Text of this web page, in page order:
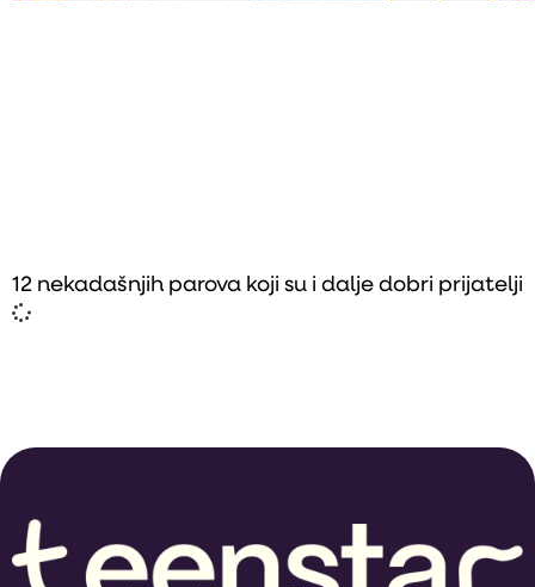
12 nekadašnjih parova koji su i dalje dobri prijatelji